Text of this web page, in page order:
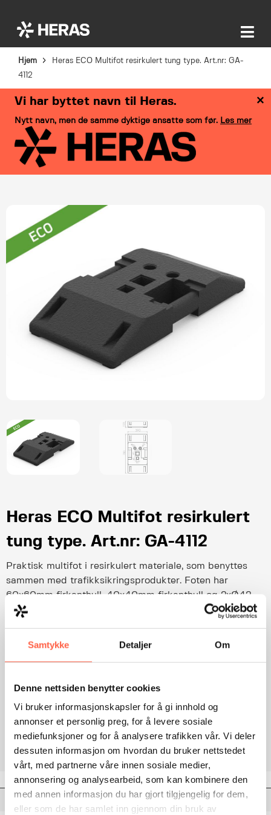
Samtykke Detaljer Om
Denne nettsiden benytter cookies
Vi bruker informasjonskapsler for å gi innhold og
annonser et personlig preg, for å levere sosiale
mediefunksjoner og for å analysere trafikken vår. Vi deler
dessuten informasjon om hvordan du bruker nettstedet
vårt, med partnerne våre innen sosiale medier,
annonsering og analysearbeid, som kan kombinere den
med annen informasjon du har gjort tilgjengelig for dem,
eller som de har samlet inn gjennom din bruk av
Hjem
Heras ECO Multifot resirkulert tung type. Art.nr: GA-
4112
×
Vi har byttet navn til Heras.
Nytt navn, men de samme dyktige ansatte som før. Les mer
Heras ECO Multifot resirkulert
tung type. Art.nr: GA-4112
Praktisk multifot i resirkulert materiale, som benyttes
sammen med trafikksikringsprodukter. Foten har
60x60mm firkanthull, 40x40mm firkanthull og 2xØ42
hull til byggegjerder. Foten kan stables. Ekstra tung type
Les detaljert produktbeskrivelse
Legg til i forespørsel
Categories:ECO produkter,Varslingsutstyr
Description